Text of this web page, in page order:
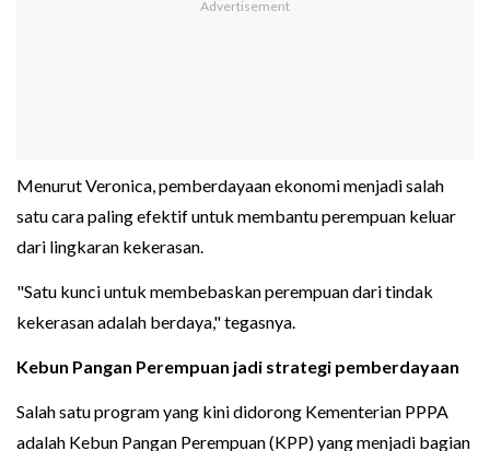
Menurut Veronica, pemberdayaan ekonomi menjadi salah
satu cara paling efektif untuk membantu perempuan keluar
dari lingkaran kekerasan.
"Satu kunci untuk membebaskan perempuan dari tindak
kekerasan adalah berdaya," tegasnya.
Kebun Pangan Perempuan jadi strategi pemberdayaan
Salah satu program yang kini didorong Kementerian PPPA
adalah Kebun Pangan Perempuan (KPP) yang menjadi bagian